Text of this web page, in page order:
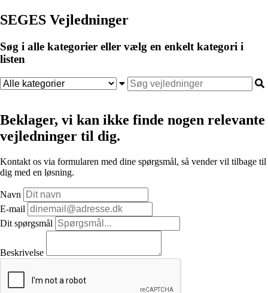
SEGES Vejledninger
Søg i alle kategorier eller vælg en enkelt kategori i
listen
Beklager, vi kan ikke finde nogen relevante
vejledninger til dig.
Kontakt os via formularen med dine spørgsmål, så vender vil tilbage til
dig med en løsning.
Navn
E-mail
Dit spørgsmål
Beskrivelse